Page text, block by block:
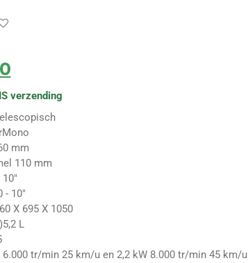
verzending
Mono
mm
110 mm
- 10"
X 695 X 1050
5,2 L
6.000 tr/min 25 km/u en 2,2 kW 8.000 tr/min 45 km/u